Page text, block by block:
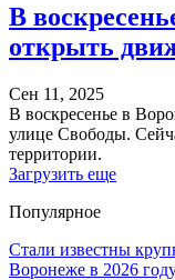
В
открыть
Сен 11, 2025
В воскресенье в
улице Свободы.
территории.
Загрузить еще
Популярное
Стали известны
Воронеже в 2026